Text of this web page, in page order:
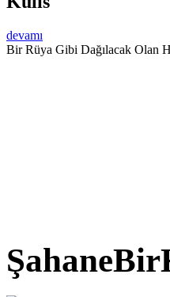
devamı
Bir Rüya Gibi Dağılacak Olan